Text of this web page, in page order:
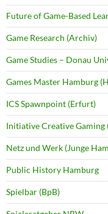
Future of Game-Based
Game Research (Archiv)
Game Studies – Donau
Games Master Hamburg
ICS Spawnpoint (Erfurt)
Initiative Creative Gaming
Netz und Werk (Junge
Public History Hamburg
Spielbar (BpB)